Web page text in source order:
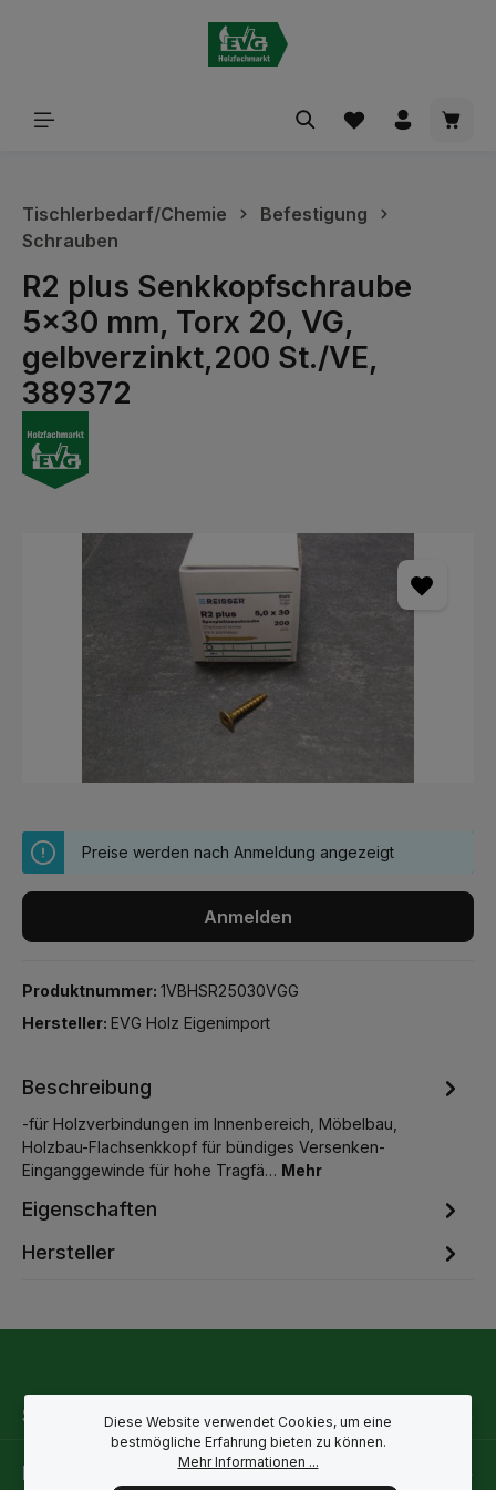
Tischlerbedarf/Chemie
Befestigung
Schrauben
R2 plus Senkkopfschraube
5x30 mm, Torx 20, VG,
gelbverzinkt,200 St./VE,
389372
Bildergalerie überspringen
Preise werden nach Anmeldung angezeigt
Anmelden
Produktnummer: 1VBHSR25030VGG
Hersteller: EVG Holz Eigenimport
Beschreibung
-für Holzverbindungen im Innenbereich, Möbelbau,
Holzbau-Flachsenkkopf für bündiges Versenken-
Einganggewinde für hohe Tragfä… Mehr
Eigenschaften
Hersteller
Service-Hotline
Rechtliche Hinweise
Diese Website verwendet Cookies, um eine
bestmögliche Erfahrung bieten zu können.
Mehr Informationen ...